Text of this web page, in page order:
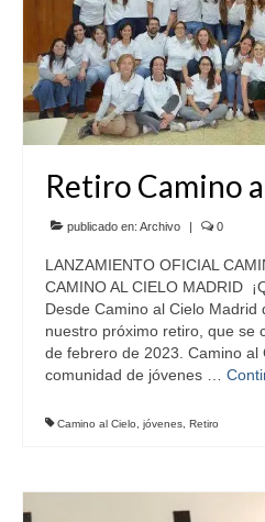
Retiro Camino
publicado en: Archivo 0
LANZAMIENTO OFICIAL
CAMINO AL CIELO MADRID
Desde Camino al Cielo Madrid
nuestro próximo retiro, que se
de febrero de 2023. Camino al
comunidad de jóvenes …
Camino al Cielo, jóvenes, Retiro